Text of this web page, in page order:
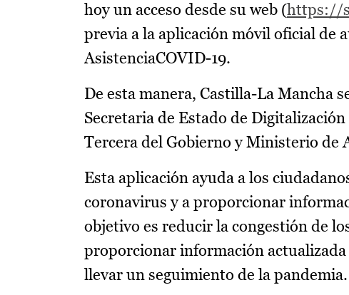
hoy un acceso desde su web (https://
previa a la aplicación móvil oficial de
AsistenciaCOVID-19.
De esta manera, Castilla-La Mancha
Secretaria de Estado de
Tercera del Gobierno y Ministerio de
Esta aplicación ayuda a los
coronavirus y a proporcionar
objetivo es reducir la congestión de
proporcionar información actualizada
llevar un seguimiento de la pandemia.